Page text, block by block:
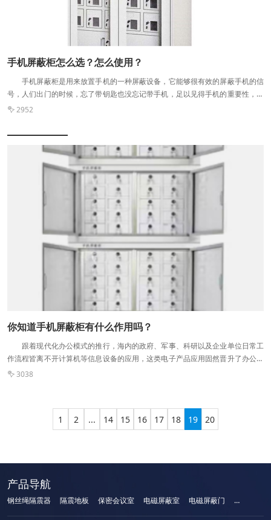
由于传输线的阻抗与电磁波的阻抗不匹配，电磁波会发生反射现象，加上传输线
是有损耗的，电磁波在传输过程中会发生衰减。这与电磁波理论分析中的反射和
衰减十分类似，但是这种方法会比电磁波的分析方法更加简便得多，也是目前电
磁屏蔽分析中应用方法。
手机屏蔽柜怎么选？怎么使用？
手机屏蔽柜是用来放置手机的一种屏蔽设备，它能够很有效的屏蔽手机的信
号，人们出门的时候，忘了带钥匙也没忘记带手机，足以见得手机的重要性，但
是一些工作是很重要的，对于工作的私密性也是比较强的，所以手机屏蔽柜也是
手机屏蔽柜？ 手机屏蔽柜 一：产品尺寸——产品的具体尺寸应考虑实
际需要，如室内空间的大小、购买产品的数量等。因此，建议选择质量可靠的生
产厂家，较好是那种可支持定制的生产厂家。 二：厂家——在选择手机屏蔽
柜时，应该选择正规的生产厂家，以及有资质荣誉的厂家，这不仅是因为他们的
研发能力更强，而且是因为他们生产的产品质量更高。并为客户提供全方位的服
务。 三：品牌——般选择知名的品牌产品，因为品牌产品的质量可靠而且会
有较好的售后服务，毕竟存在名 牌效应。 四：内部布局——产品内部空间
的分隔方式、抽屉和夹层数量会影响着产品的实际使用体验，这个也是需要考虑
的一个重要因素。 五：产品质量——一般柜子使用的材料比较好，而且通过
相关质量体系认证，那么产品的质量一般都是有保障的。 六：售后服务——
手机屏蔽柜不是一次性使用，所以有一个好的售后服务很重要，可以让我们使用
的更放心。 手机屏蔽 在了解手机屏蔽柜的购买方法后，对于手机屏蔽
柜是如何使用的呢? 1.每台手机屏蔽柜都有两套钥匙一个主用，一个备用。
打开主柜的门，从01号抽屉取出备用钥匙妥善保管。主用要是应集中保存或分发
给使用者。 2.钥匙用于打开对应号码的抽屉，移动电话存储在羊绒抽屉盒
中。 3.推入抽屉，逆时针转动钥匙90度，锁上抽屉，便可以阻挡手机信号。
果您有什么问题的话，建议您在网站留言，我们会及时的回复并为您解答。
 2952
你知道手机屏蔽柜有什么作用吗？
跟着现代化办公模式的推行，海内的政府、军事、科研以及企业单位日常工
作流程皆离不开计算机等信息设备的应用，这类电子产品应用固然晋升了办公效
率，但也进步秘要信息被窃取的风险，使得国家以及企业的隐秘信息安全受到威
机智能技术的新型产品。主要用来放置计算机等电子信息产品，多应用于政府机
关、银行、证券、戎行以及科研机构等场所，是防止信息泄密以及保护计算机等
 3038
1 2 ... 14 15 16 17 18 19 20
产品导航
钢丝绳隔震器 隔震地板 保密会议室 电磁屏蔽室 电磁屏蔽门 手机屏蔽柜